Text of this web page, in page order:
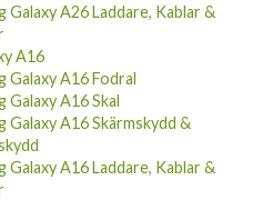
Galaxy A26 Laddare, Kablar &
A16
Galaxy A16 Fodral
Galaxy A16 Skal
Galaxy A16 Skärmskydd &
Galaxy A16 Laddare, Kablar &